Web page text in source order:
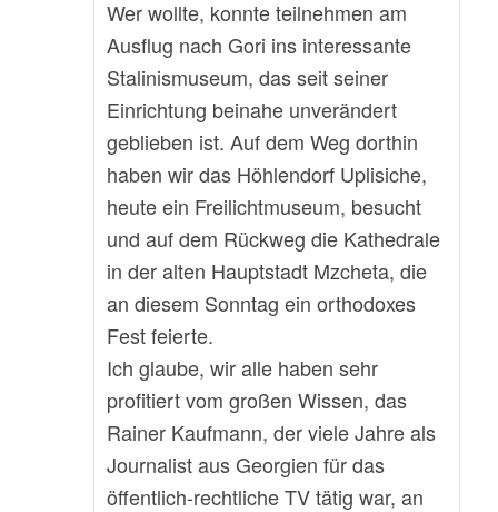
Wer wollte, konnte teilnehmen am
Ausflug nach Gori ins interessante
Stalinismuseum, das seit seiner
Einrichtung beinahe unverändert
geblieben ist. Auf dem Weg dorthin
haben wir das Höhlendorf Uplisiche,
heute ein Freilichtmuseum, besucht
und auf dem Rückweg die Kathedrale
in der alten Hauptstadt Mzcheta, die
an diesem Sonntag ein orthodoxes
Fest feierte.
Ich glaube, wir alle haben sehr
profitiert vom großen Wissen, das
Rainer Kaufmann, der viele Jahre als
Journalist aus Georgien für das
öffentlich-rechtliche TV tätig war, an